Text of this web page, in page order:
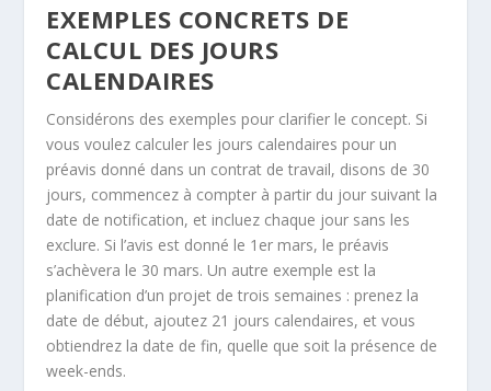
EXEMPLES CONCRETS DE
CALCUL DES JOURS
CALENDAIRES
Considérons des exemples pour clarifier le concept. Si
vous voulez calculer les jours calendaires pour un
préavis donné dans un contrat de travail, disons de 30
jours, commencez à compter à partir du jour suivant la
date de notification, et incluez chaque jour sans les
exclure. Si l’avis est donné le 1er mars, le préavis
s’achèvera le 30 mars. Un autre exemple est la
planification d’un projet de trois semaines : prenez la
date de début, ajoutez 21 jours calendaires, et vous
obtiendrez la date de fin, quelle que soit la présence de
week-ends.